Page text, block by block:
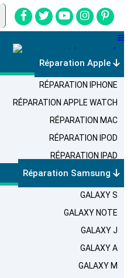
Réparation Apple
RÉPARATION IPHONE
RÉPARATION APPLE WATCH
RÉPARATION MAC
RÉPARATION IPOD
RÉPARATION IPAD
Réparation Samsung
GALAXY S
GALAXY NOTE
GALAXY J
GALAXY A
GALAXY M